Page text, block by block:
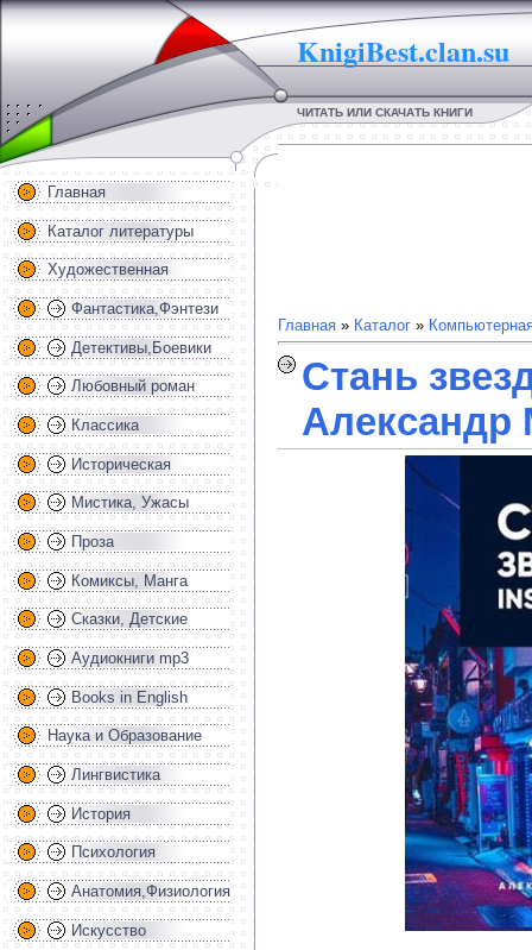
KnigiBest.clan.su
ЧИТАТЬ ИЛИ СКАЧАТЬ КНИГИ
Главная
Каталог литературы
Художественная
Фантастика,Фэнтези
Детективы,Боевики
Любовный роман
Классика
Историческая
Мистика, Ужасы
Проза
Комиксы, Манга
Сказки, Детские
Аудиокниги mp3
Books in English
Наука и Образование
Лингвистика
История
Психология
Анатомия,Физиология
Искусство
Главная » Каталог »
Стань
Александр